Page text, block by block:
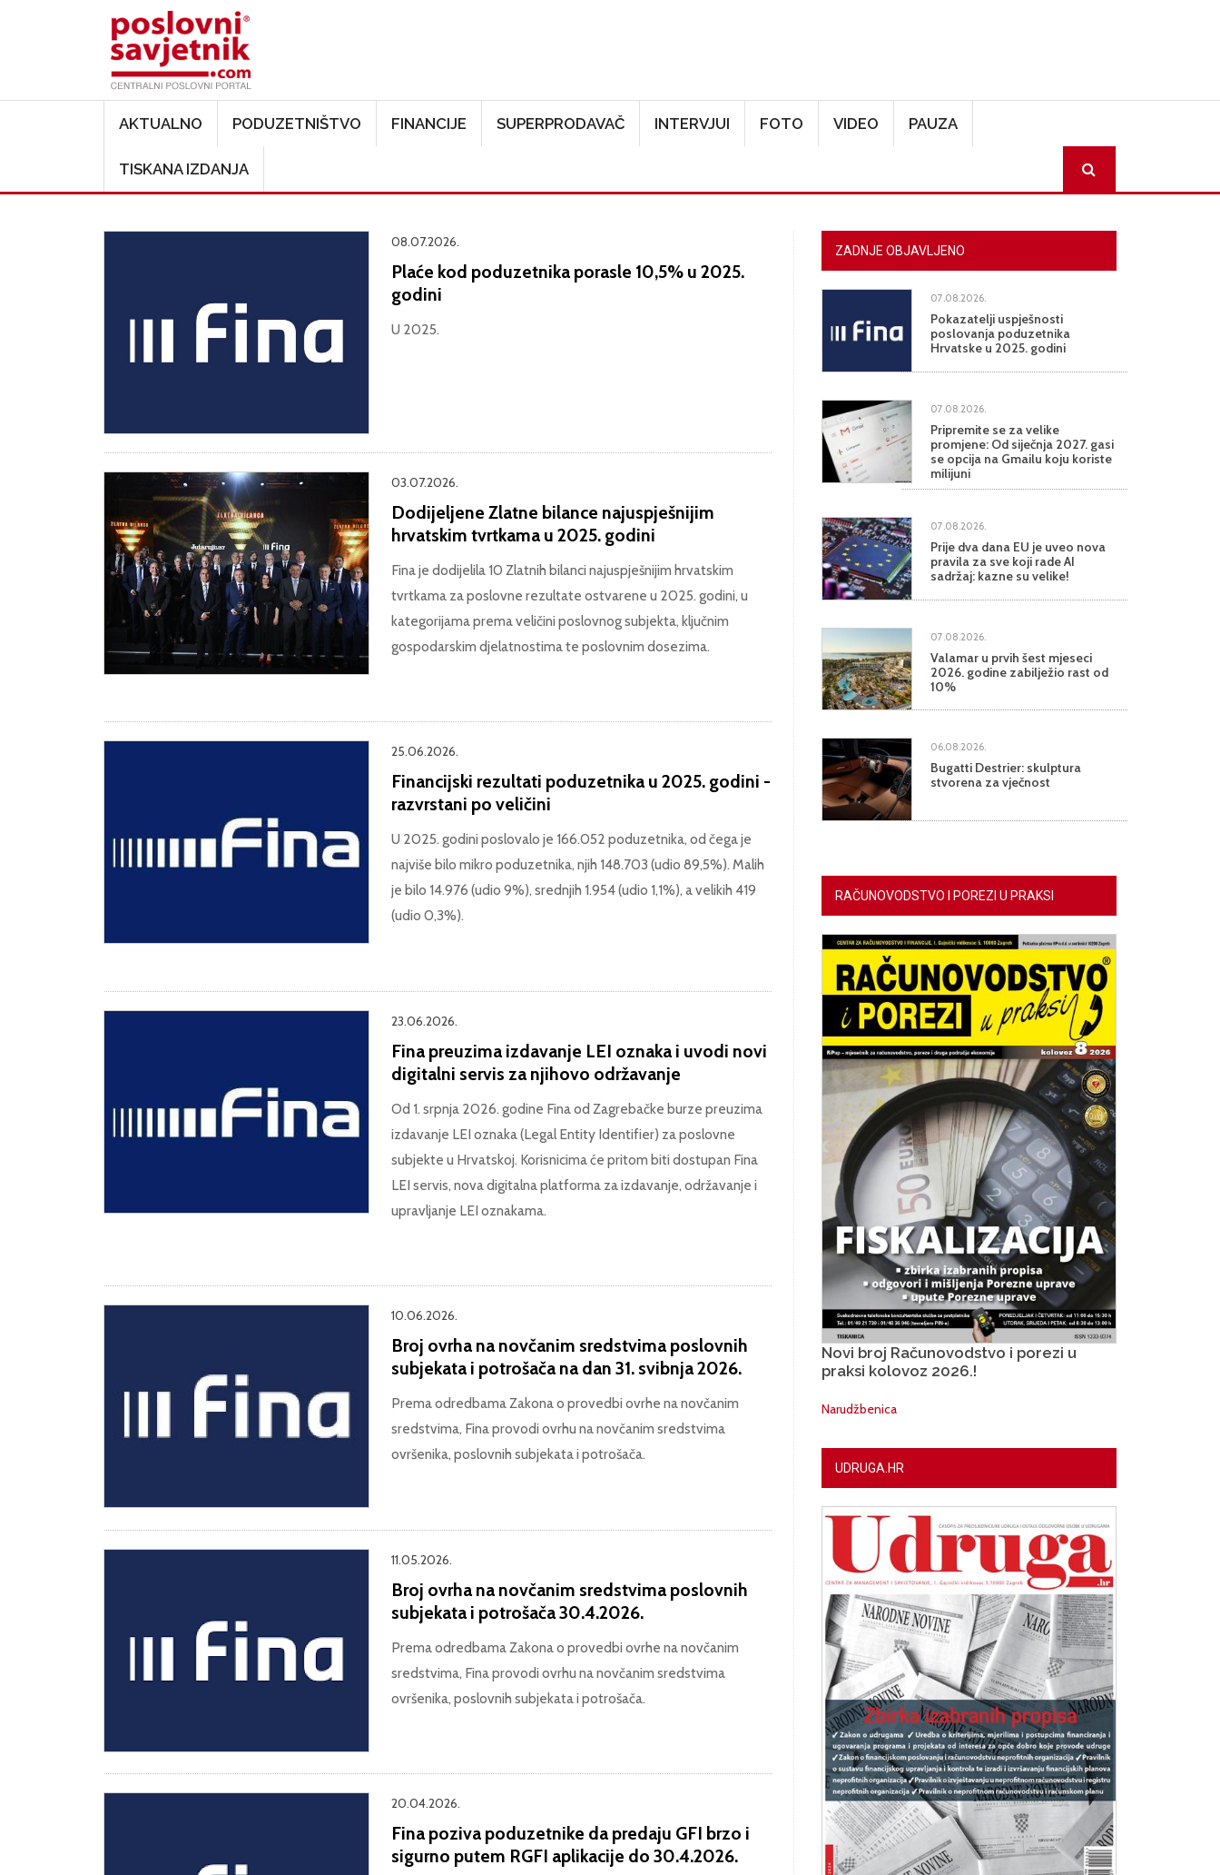
AKTUALNO PODUZETNIŠTVO FINANCIJE SUPERPRODAVAČ INTERVJUI FOTO VIDEO PAUZA
TISKANA IZDANJA
08.07.2026.
Plaće kod poduzetnika porasle 10,5% u 2025.
godini
U 2025.
03.07.2026.
Dodijeljene Zlatne bilance najuspješnijim
hrvatskim tvrtkama u 2025. godini
Fina je dodijelila 10 Zlatnih bilanci najuspješnijim hrvatskim
tvrtkama za poslovne rezultate ostvarene u 2025. godini, u
kategorijama prema veličini poslovnog subjekta, ključnim
gospodarskim djelatnostima te poslovnim dosezima.
25.06.2026.
Financijski rezultati poduzetnika u 2025. godini -
razvrstani po veličini
U 2025. godini poslovalo je 166.052 poduzetnika, od čega je
najviše bilo mikro poduzetnika, njih 148.703 (udio 89,5%). Malih
je bilo 14.976 (udio 9%), srednjih 1.954 (udio 1,1%), a velikih 419
(udio 0,3%).
23.06.2026.
Fina preuzima izdavanje LEI oznaka i uvodi novi
digitalni servis za njihovo održavanje
Od 1. srpnja 2026. godine Fina od Zagrebačke burze preuzima
izdavanje LEI oznaka (Legal Entity Identifier) za poslovne
subjekte u Hrvatskoj. Korisnicima će pritom biti dostupan Fina
LEI servis, nova digitalna platforma za izdavanje, održavanje i
upravljanje LEI oznakama.
10.06.2026.
Broj ovrha na novčanim sredstvima poslovnih
subjekata i potrošača na dan 31. svibnja 2026.
Prema odredbama Zakona o provedbi ovrhe na novčanim
sredstvima, Fina provodi ovrhu na novčanim sredstvima
ovršenika, poslovnih subjekata i potrošača.
11.05.2026.
Broj ovrha na novčanim sredstvima poslovnih
subjekata i potrošača 30.4.2026.
Prema odredbama Zakona o provedbi ovrhe na novčanim
sredstvima, Fina provodi ovrhu na novčanim sredstvima
ovršenika, poslovnih subjekata i potrošača.
20.04.2026.
Fina poziva poduzetnike da predaju GFI brzo i
sigurno putem RGFI aplikacije do 30.4.2026.
ZADNJE OBJAVLJENO
07.08.2026.
Pokazatelji uspješnosti
poslovanja poduzetnika
Hrvatske u 2025. godini
07.08.2026.
Pripremite se za velike
promjene: Od siječnja 2027. gasi
se opcija na Gmailu koju koriste
milijuni
07.08.2026.
Prije dva dana EU je uveo nova
pravila za sve koji rade AI
sadržaj: kazne su velike!
07.08.2026.
Valamar u prvih šest mjeseci
2026. godine zabilježio rast od
10%
06.08.2026.
Bugatti Destrier: skulptura
stvorena za vječnost
RAČUNOVODSTVO I POREZI U PRAKSI
Novi broj Računovodstvo i porezi u
praksi kolovoz 2026.!
Narudžbenica
UDRUGA.HR